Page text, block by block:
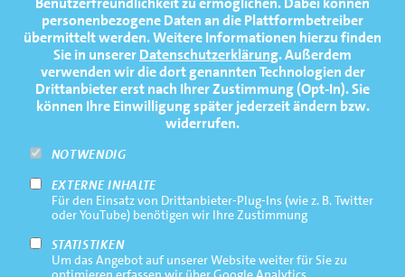
personenbezogene Daten an die Plattformbetreiber
übermittelt werden. Weitere Informationen hierzu finden
Sie in unsererDatenschutzerklärung. Außerdem
verwenden wir die dort genannten Technologien der
Drittanbieter erst nach Ihrer Zustimmung (Opt-In). Sie
können Ihre Einwilligung später jederzeit ändern bzw.
widerrufen.
NOTWENDIG
EXTERNE INHALTE
Für den Einsatz von Drittanbieter-Plug-Ins (wie z. B. Twitter
oder YouTube) benötigen wir Ihre Zustimmung
STATISTIKEN
Um das Angebot auf unserer Website weiter für Sie zu
TERMINE
MEDIATHEK
PRESSE
FAQ
NEWSLETTER
Footernavigation
Bottom
Impressum
Datenschutz